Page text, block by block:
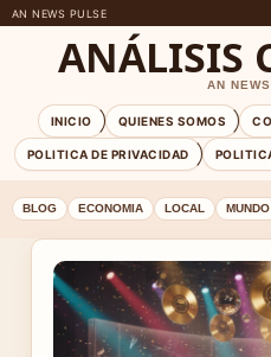
AN NEWS PULSE
ANÁLISIS
AN
INICIO QUIENES SOMOS
POLITICA DE PRIVACIDAD
BLOG ECONOMIA LOCAL MUNDO